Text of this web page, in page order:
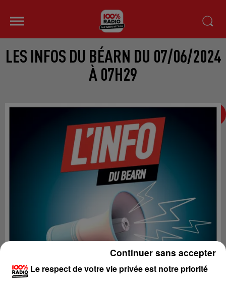
LES INFOS DU BÉARN DU 07/06/2024
À 07H29
Le respect de votre vie privée est notre priorité
Continuer sans accepter